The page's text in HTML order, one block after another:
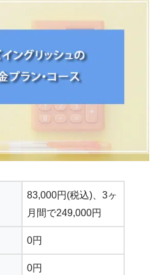
83,000円(税込)、3ヶ
月間で249,000円
0円
0円